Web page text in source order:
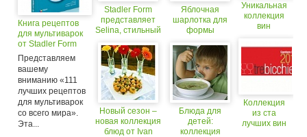
Книга рецептов
для мультиварок
от Stadler Form
Представляем
вашему
вниманию «111
лучших рецептов
для мультиварок
со всего мира».
Эта...
Stadler Form
представляет
Selina, стильный
гигрометр
Новый сезон –
новая коллекция
блюд от Ivan
Яблочная
шарлотка для
формы
SPRING FORM
BW 2601M/FR
Блюда для
детей:
коллекция
Уникальная
коллекция
вин
в 5 млн
долларов
(18+)
Коллекция
из ста
лучших вин